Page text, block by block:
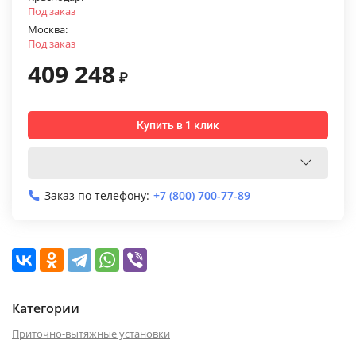
Под заказ
Москва:
Под заказ
409 248 ₽
Купить в 1 клик
Заказ по телефону: +7 (800) 700-77-89
Категории
Приточно-вытяжные установки